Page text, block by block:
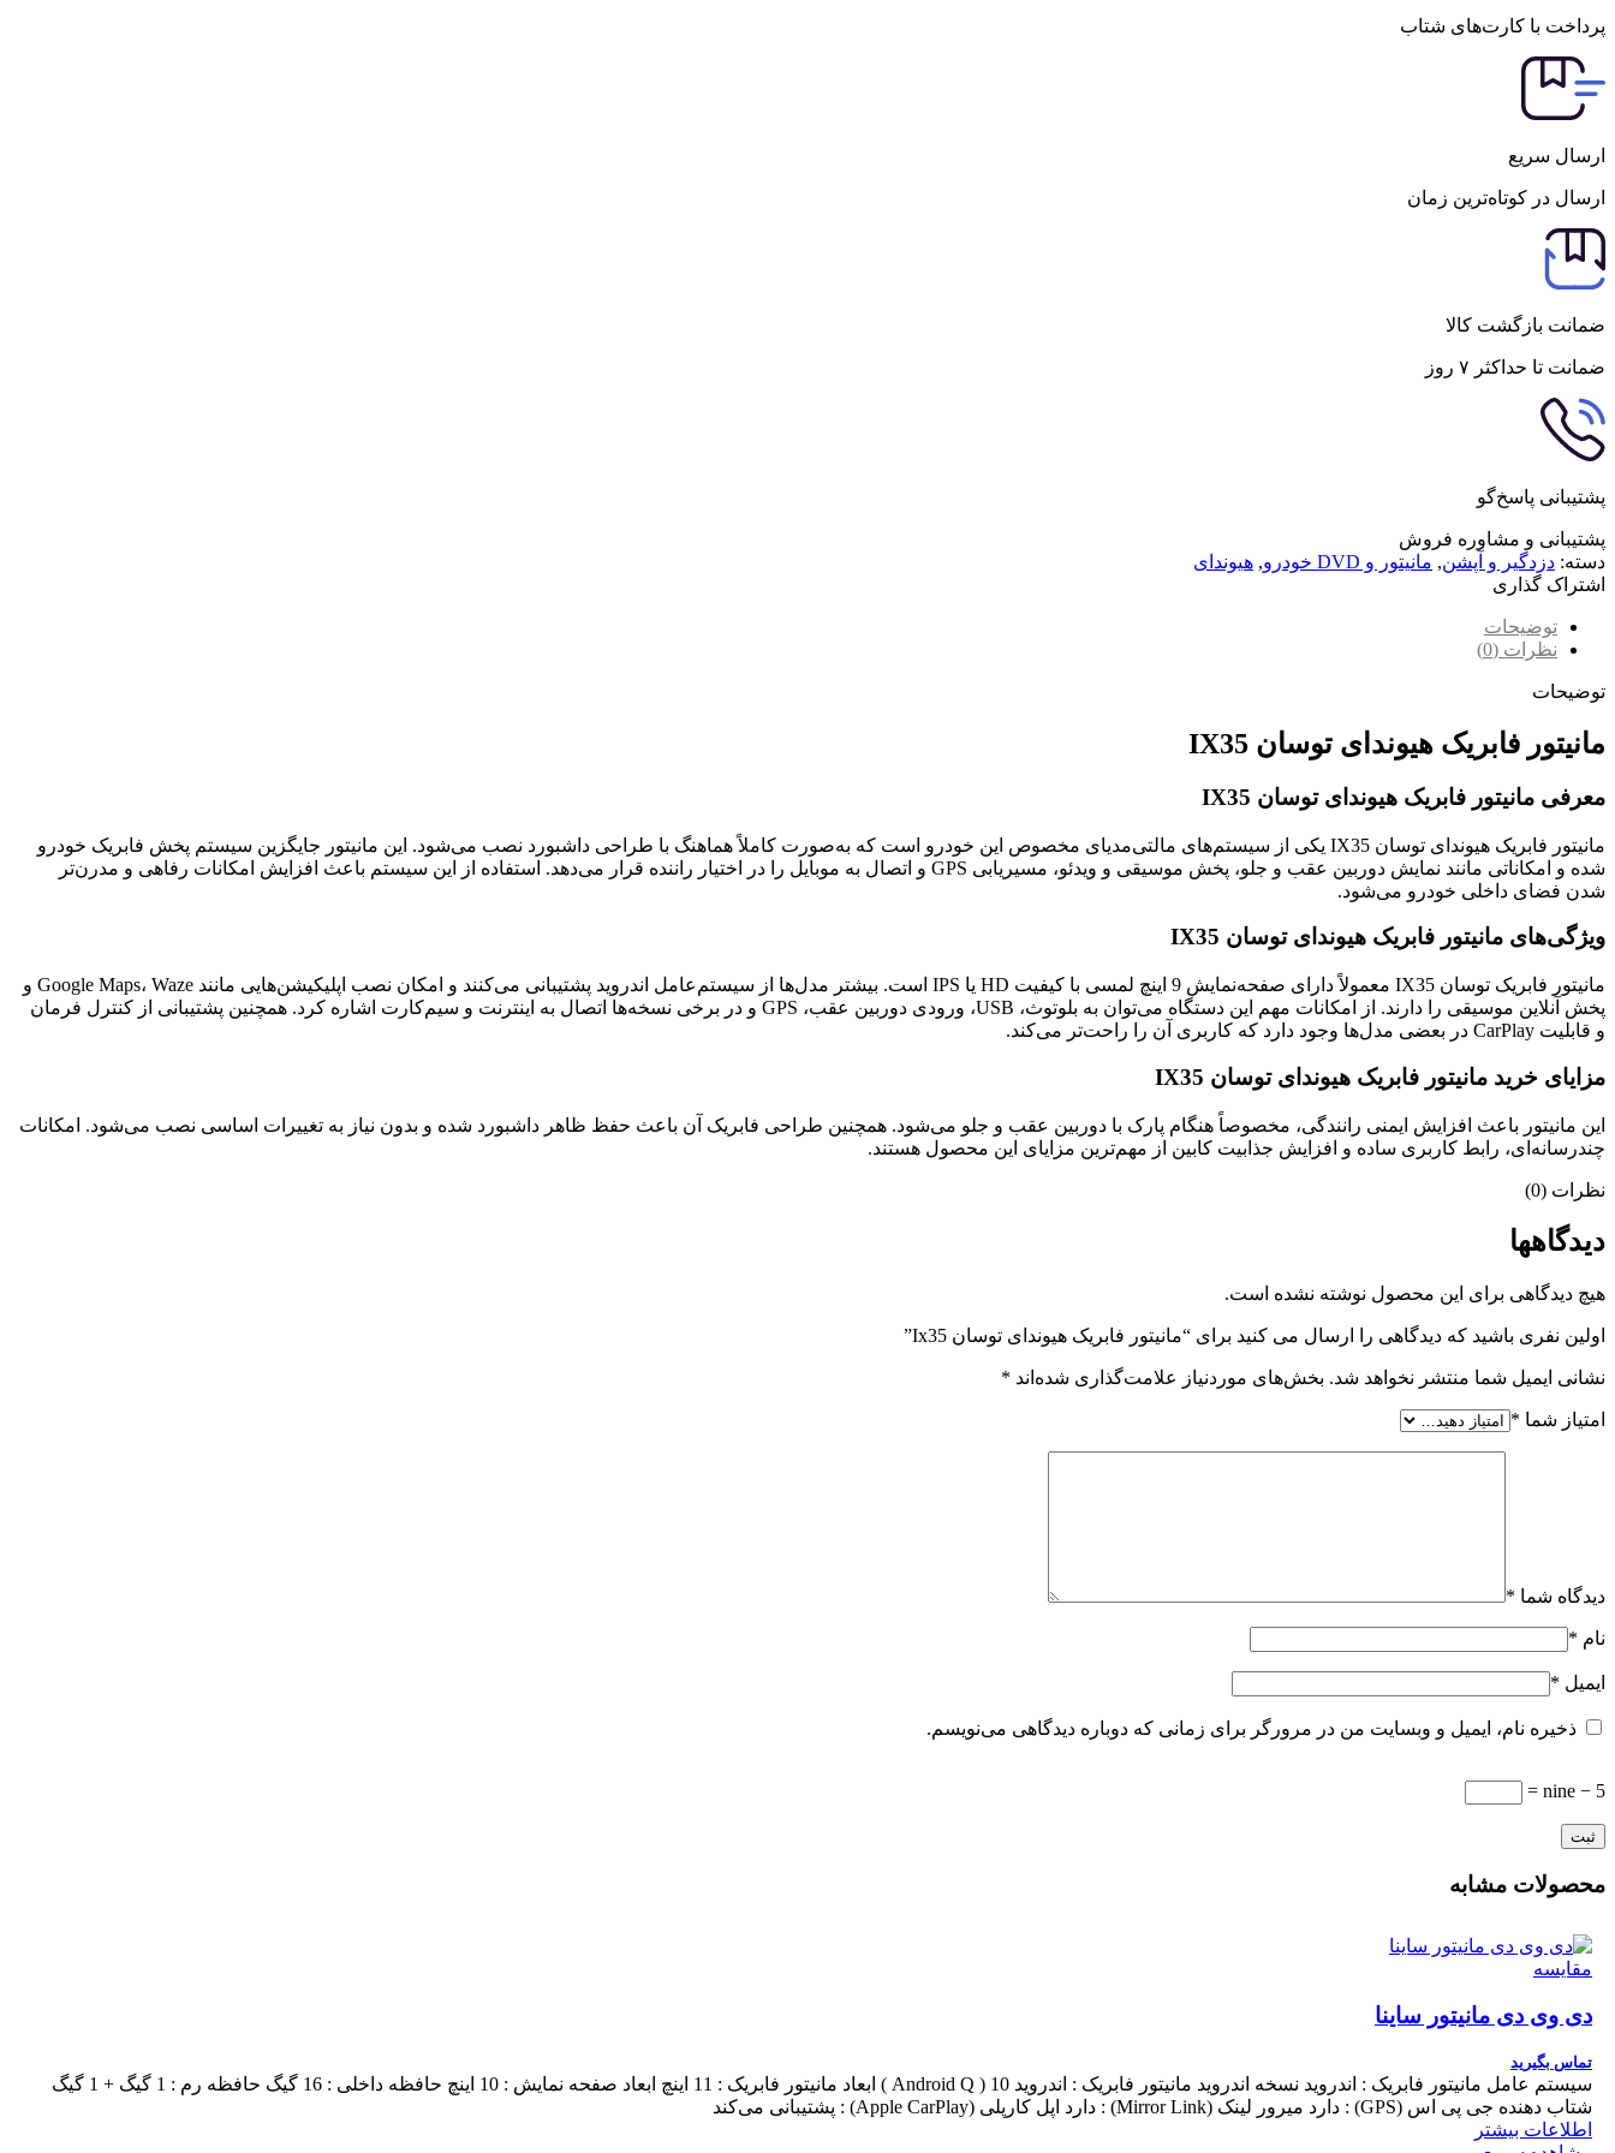
پرداخت با کارت‌های شتاب
ارسال سریع
ارسال در کوتاه‌ترین زمان
ضمانت بازگشت کالا
ضمانت تا حداکثر ۷ روز
پشتیبانی پاسخ‌گو
پشتیبانی و مشاوره فروش
دسته: دزدگیر و آپشن, مانیتور و DVD خودرو , هیوندای
اشتراک گذاری
توضیحات
نظرات (0)
توضیحات
مانیتور فابریک هیوندای توسان IX35
معرفی مانیتور فابریک هیوندای توسان IX35
مانیتور فابریک هیوندای توسان IX35 یکی از سیستم‌های مالتی‌مدیای مخصوص این خودرو است که به‌صورت کاملاً هماهنگ با طراحی داشبورد نصب می‌شود. این مانیتور جایگزین سیستم پخش فابریک خودرو
شده و امکاناتی مانند نمایش دوربین عقب و جلو، پخش موسیقی و ویدئو، مسیریابی GPS و اتصال به موبایل را در اختیار راننده قرار می‌دهد. استفاده از این سیستم باعث افزایش امکانات رفاهی و مدرن‌تر
شدن فضای داخلی خودرو می‌شود.
ویژگی‌های مانیتور فابریک هیوندای توسان IX35
مانیتور فابریک توسان IX35 معمولاً دارای صفحه‌نمایش 9 اینچ لمسی با کیفیت HD یا IPS است. بیشتر مدل‌ها از سیستم‌عامل اندروید پشتیبانی می‌کنند و امکان نصب اپلیکیشن‌هایی مانند Google Maps، Waze و
پخش آنلاین موسیقی را دارند. از امکانات مهم این دستگاه می‌توان به بلوتوث، USB، ورودی دوربین عقب، GPS و در برخی نسخه‌ها اتصال به اینترنت و سیم‌کارت اشاره کرد. همچنین پشتیبانی از کنترل فرمان
و قابلیت CarPlay در بعضی مدل‌ها وجود دارد که کاربری آن را راحت‌تر می‌کند.
مزایای خرید مانیتور فابریک هیوندای توسان IX35
این مانیتور باعث افزایش ایمنی رانندگی، مخصوصاً هنگام پارک با دوربین عقب و جلو می‌شود. همچنین طراحی فابریک آن باعث حفظ ظاهر داشبورد شده و بدون نیاز به تغییرات اساسی نصب می‌شود. امکانات
چندرسانه‌ای، رابط کاربری ساده و افزایش جذابیت کابین از مهم‌ترین مزایای این محصول هستند.
نظرات (0)
دیدگاهها
هیچ دیدگاهی برای این محصول نوشته نشده است.
اولین نفری باشید که دیدگاهی را ارسال می کنید برای “مانیتور فابریک هیوندای توسان Ix35”
نشانی ایمیل شما منتشر نخواهد شد. بخش‌های موردنیاز علامت‌گذاری شده‌اند *
امتیاز شما *
دیدگاه شما *
نام *
ایمیل *
ذخیره نام، ایمیل و وبسایت من در مرورگر برای زمانی که دوباره دیدگاهی می‌نویسم.
nine − 5 =
محصولات مشابه
مقایسه
دی وی دی مانیتور ساینا
تماس بگیرید
سیستم عامل مانیتور فابریک : اندروید نسخه اندروید مانیتور فابریک : اندروید 10 ( Android Q ) ابعاد مانیتور فابریک : 11 اینچ ابعاد صفحه نمایش : 10 اینچ حافظه داخلی : 16 گیگ حافظه رم : 1 گیگ + 1 گیگ
شتاب دهنده جی پی اس (GPS) : دارد میرور لینک (Mirror Link) : دارد اپل کارپلی (Apple CarPlay) : پشتیبانی می‌کند
اطلاعات بیشتر